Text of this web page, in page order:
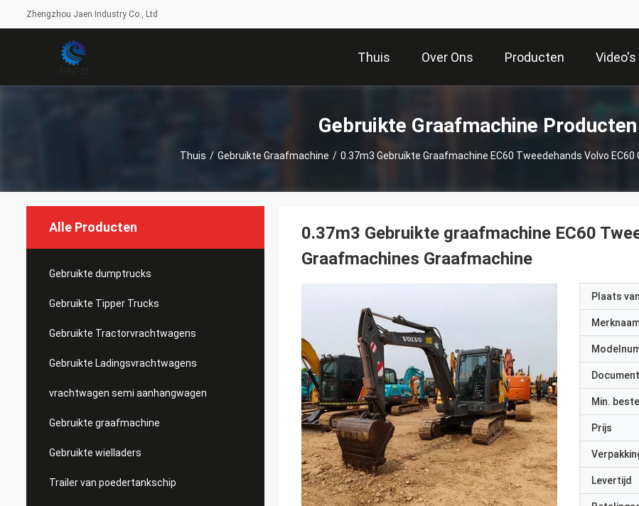
Zhengzhou Jaen Industry Co., Ltd
Thuis Over Ons Producten Video's
Gebruikte Graafmachine Producten
Thuis / Gebruikte Graafmachine / 0.37m3 Gebruikte Graafmachine EC60 Tweedehands Volvo
Alle Producten
Gebruikte dumptrucks
Gebruikte Tipper Trucks
Gebruikte Tractorvrachtwagens
Gebruikte Ladingsvrachtwagens
vrachtwagen semi aanhangwagen
Gebruikte graafmachine
Gebruikte wielladers
Trailer van poedertankschip
0.37m3 Gebruikte graafmachine EC60
Graafmachines Graafmachine
Plaats
Document
Min.
Prijs
Levertijd